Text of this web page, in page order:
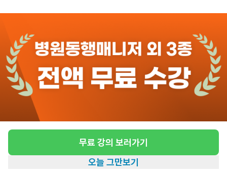
무료 강의 보러가기
오늘 그만보기